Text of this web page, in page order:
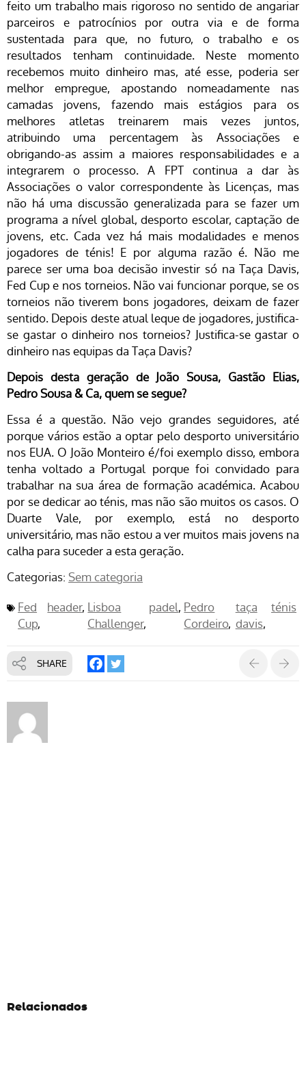
feito um trabalho mais rigoroso no sentido de angariar
parceiros e patrocínios por outra via e de forma
sustentada para que, no futuro, o trabalho e os
resultados tenham continuidade. Neste momento
recebemos muito dinheiro mas, até esse, poderia ser
melhor empregue, apostando nomeadamente nas
camadas jovens, fazendo mais estágios para os
melhores atletas treinarem mais vezes juntos,
atribuindo uma percentagem às Associações e
obrigando-as assim a maiores responsabilidades e a
integrarem o processo. A FPT continua a dar às
Associações o valor correspondente às Licenças, mas
não há uma discussão generalizada para se fazer um
programa a nível global, desporto escolar, captação de
jovens, etc. Cada vez há mais modalidades e menos
jogadores de ténis! E por alguma razão é. Não me
parece ser uma boa decisão investir só na Taça Davis,
Fed Cup e nos torneios. Não vai funcionar porque, se os
torneios não tiverem bons jogadores, deixam de fazer
sentido. Depois deste atual leque de jogadores, justifica-
se gastar o dinheiro nos torneios? Justifica-se gastar o
dinheiro nas equipas da Taça Davis?
Depois desta geração de João Sousa, Gastão Elias,
Pedro Sousa & Ca, quem se segue?
Essa é a questão. Não vejo grandes seguidores, até
porque vários estão a optar pelo desporto universitário
nos EUA. O João Monteiro é/foi exemplo disso, embora
tenha voltado a Portugal porque foi convidado para
trabalhar na sua área de formação académica. Acabou
por se dedicar ao ténis, mas não são muitos os casos. O
Duarte Vale, por exemplo, está no desporto
universitário, mas não estou a ver muitos mais jovens na
calha para suceder a esta geração.
Categorias: Sem categoria
Fed
Cup
header Lisboa
Challenger
padel Pedro
Cordeiro
taça
davis
ténis
SHARE
Relacionados